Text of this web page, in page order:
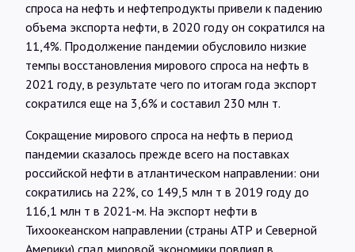
спроса на нефть и нефтепродукты привели к падению
объема экспорта нефти, в 2020 году он сократился на
11,4%. Продолжение пандемии обусловило низкие
темпы восстановления мирового спроса на нефть в
2021 году, в результате чего по итогам года экспорт
сократился еще на 3,6% и составил 230 млн т.
Сокращение мирового спроса на нефть в период
пандемии сказалось прежде всего на поставках
российской нефти в атлантическом направлении: они
сократились на 22%, со 149,5 млн т в 2019 году до
116,1 млн т в 2021-м. На экспорт нефти в
Тихоокеанском направлении (страны АТР и Северной
Америки) спад мировой экономики повлиял в